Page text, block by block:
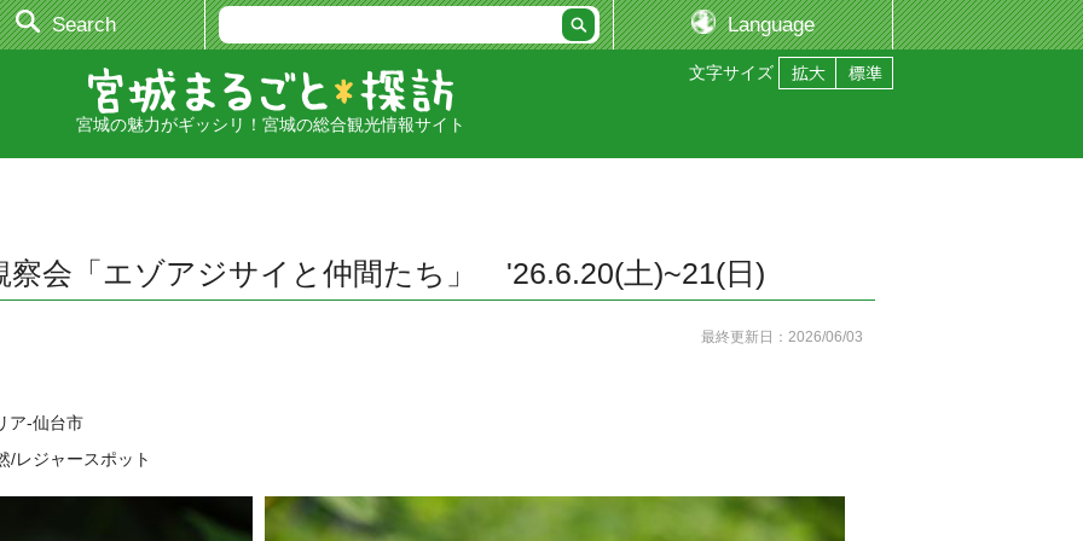
Search Language
文字サイズ
宮城の魅力がギッシリ！宮城の総合観光情報サイト
察会「エゾアジサイと仲間たち」 '26.6.20(土)~21(日)
最終更新日：2026/06/03
ア-仙台市
/レジャースポット